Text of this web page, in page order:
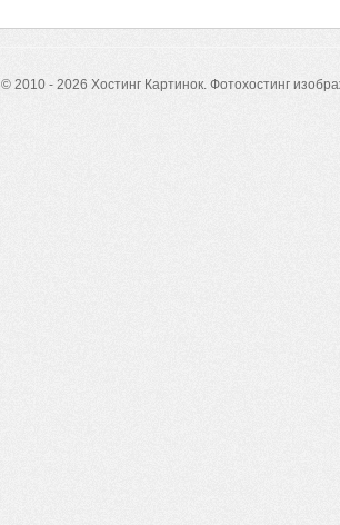
© 2010 - 2026 Хостинг Картинок. Фотохостинг